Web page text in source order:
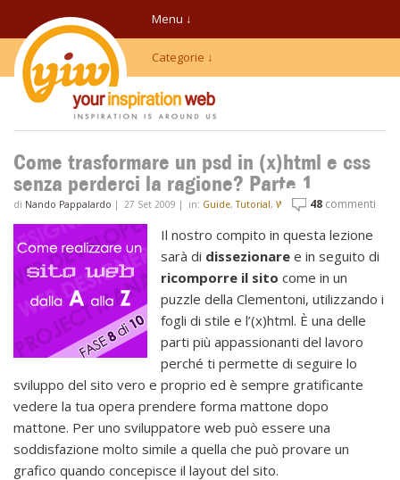
Menu ↓
Categorie ↓
Come trasformare un psd in (x)html e css
senza perderci la ragione? Parte 1
di Nando Pappalardo | 27 Set 2009 | in: Guide,Tutorial, Web,Xhtml & Css
48 commenti
Il nostro compito in questa lezione
sarà di dissezionare e in seguito di
ricomporre il sito come in un
puzzle della Clementoni, utilizzando i
fogli di stile e l’(x)html. È una delle
parti più appassionanti del lavoro
perché ti permette di seguire lo
sviluppo del sito vero e proprio ed è sempre gratificante
vedere la tua opera prendere forma mattone dopo
mattone. Per uno sviluppatore web può essere una
soddisfazione molto simile a quella che può provare un
grafico quando concepisce il layout del sito.